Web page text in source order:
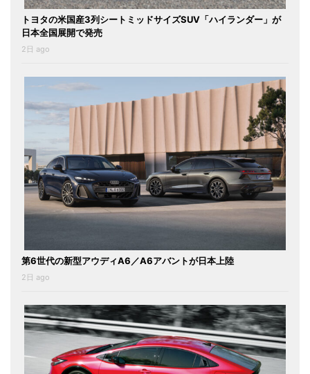
トヨタの米国産3列シートミッドサイズSUV「ハイランダー」が
日本全国展開で発売
2日 ago
第6世代の新型アウディA6／A6アバントが日本上陸
2日 ago